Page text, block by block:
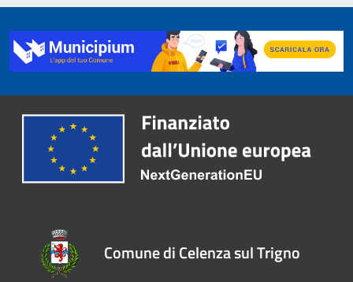
Comune di Celenza sul Trigno